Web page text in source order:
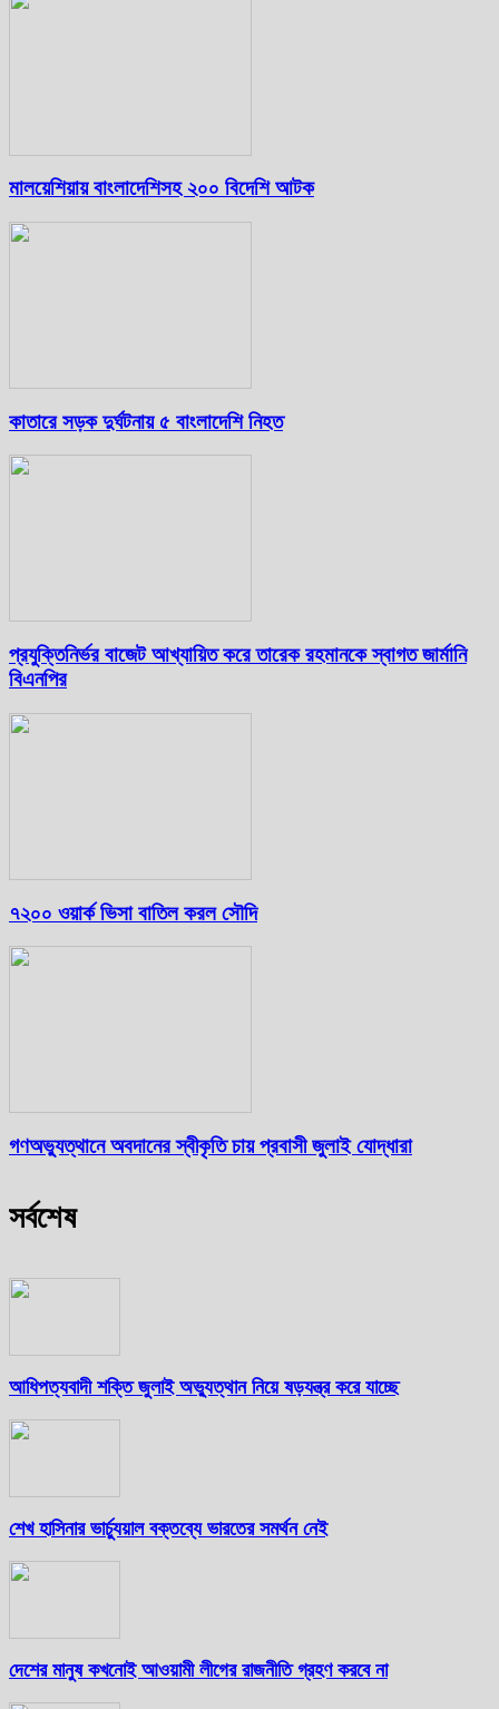
মালয়েশিয়ায় বাংলাদেশিসহ ২০০ বিদেশি আটক
কাতারে সড়ক দুর্ঘটনায় ৫ বাংলাদেশি নিহত
প্রযুক্তিনির্ভর বাজেট আখ্যায়িত করে তারেক রহমানকে স্বাগত জার্মানি
বিএনপির
৭২০০ ওয়ার্ক ভিসা বাতিল করল সৌদি
গণঅভ্যুত্থানে অবদানের স্বীকৃতি চায় প্রবাসী জুলাই যোদ্ধারা
সর্বশেষ
আধিপত্যবাদী শক্তি জুলাই অভ্যুত্থান নিয়ে ষড়যন্ত্র করে যাচ্ছে
শেখ হাসিনার ভার্চ্যুয়াল বক্তব্যে ভারতের সমর্থন নেই
দেশের মানুষ কখনোই আওয়ামী লীগের রাজনীতি গ্রহণ করবে না